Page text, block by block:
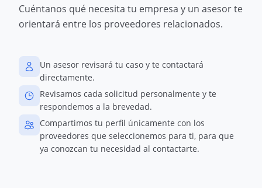
Cuéntanos qué necesita tu empresa y un asesor te
orientará entre los proveedores relacionados.
Un asesor revisará tu caso y te contactará
directamente.
Revisamos cada solicitud personalmente y te
respondemos a la brevedad.
Compartimos tu perfil únicamente con los
proveedores que seleccionemos para ti, para que
ya conozcan tu necesidad al contactarte.